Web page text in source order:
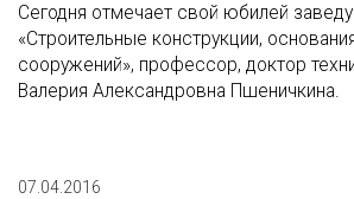
Сегодня отмечает свой юбилей
«Строительные конструкции,
сооружений», профессор, доктор
Валерия Александровна Пшеничкина.
07.04.2016